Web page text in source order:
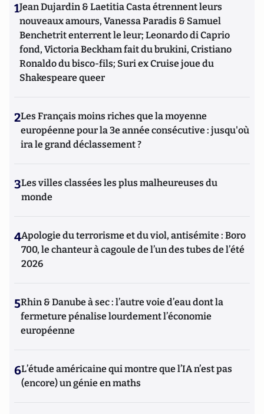
1Jean Dujardin & Laetitia Casta étrennent leurs
nouveaux amours, Vanessa Paradis & Samuel
Benchetrit enterrent le leur; Leonardo di Caprio
fond, Victoria Beckham fait du brukini, Cristiano
Ronaldo du bisco-fils; Suri ex Cruise joue du
Shakespeare queer
2Les Français moins riches que la moyenne
européenne pour la 3e année consécutive : jusqu'où
ira le grand déclassement ?
3Les villes classées les plus malheureuses du
monde
4Apologie du terrorisme et du viol, antisémite : Boro
700, le chanteur à cagoule de l’un des tubes de l’été
2026
5Rhin & Danube à sec : l’autre voie d’eau dont la
fermeture pénalise lourdement l’économie
européenne
6L’étude américaine qui montre que l’IA n’est pas
(encore) un génie en maths